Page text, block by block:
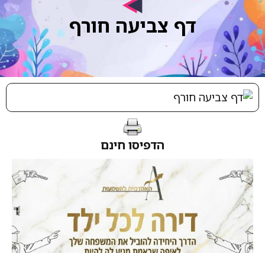
דף צביעה חורף
הדפיסו חינם